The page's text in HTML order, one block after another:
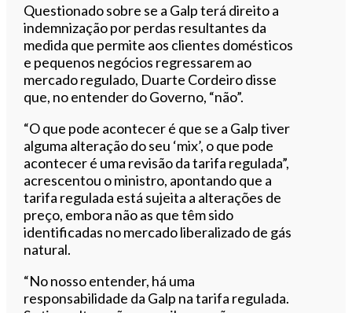
Questionado sobre se a Galp terá direito a
indemnização por perdas resultantes da
medida que permite aos clientes domésticos
e pequenos negócios regressarem ao
mercado regulado, Duarte Cordeiro disse
que, no entender do Governo, “não”.
“O que pode acontecer é que se a Galp tiver
alguma alteração do seu ‘mix’, o que pode
acontecer é uma revisão da tarifa regulada”,
acrescentou o ministro, apontando que a
tarifa regulada está sujeita a alterações de
preço, embora não as que têm sido
identificadas no mercado liberalizado de gás
natural.
“No nosso entender, há uma
responsabilidade da Galp na tarifa regulada.